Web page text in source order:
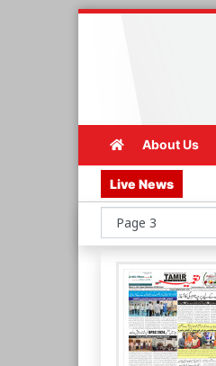
About Us
Live News